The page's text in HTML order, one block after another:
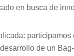
en busca de
participamos
de un